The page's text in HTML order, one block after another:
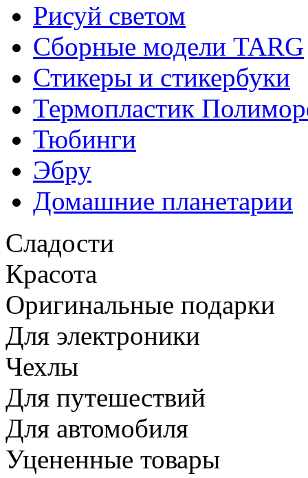
Рисуй светом
Сборные модели TARG
Стикеры и стикербуки
Термопластик
Тюбинги
Эбру
Домашние планетарии
Сладости
Красота
Оригинальные подарки
Для электроники
Чехлы
Для путешествий
Для автомобиля
Уцененные товары